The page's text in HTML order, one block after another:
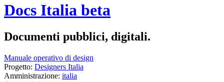
Docs Italia beta
Documenti pubblici, digitali.
Manuale operativo di design
Progetto: Designers Italia
Amministrazione: italia